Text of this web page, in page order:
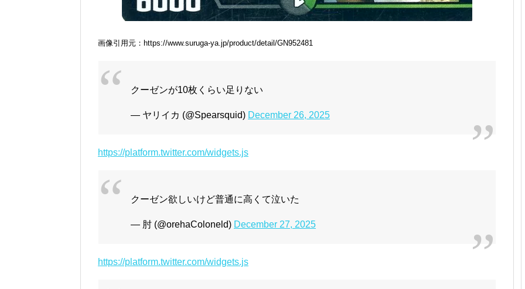
画像引用元：https://www.suruga-ya.jp/product/detail/GN952481
クーゼンが10枚くらい足りない
— ヤリイカ (@Spearsquid) December 26, 2025
https://platform.twitter.com/widgets.js
クーゼン欲しいけど普通に高くて泣いた
— 肘 (@orehaColoneld) December 27, 2025
https://platform.twitter.com/widgets.js